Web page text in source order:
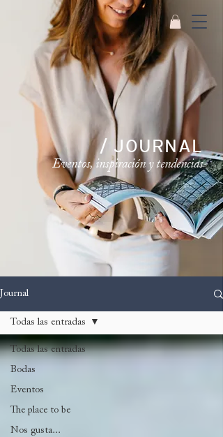
/ JOURNAL
Eventos, inspiración y tendencias
Journal
Todas las entradas
Bodas
Eventos
The place to be
Nos gusta...
Todas las entradas